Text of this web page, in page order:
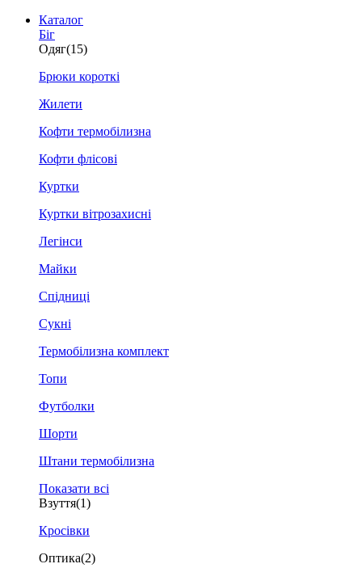
Каталог
Біг
Одяг(15)
Брюки короткі
Жилети
Кофти термобілизна
Кофти флісові
Куртки
Куртки вітрозахисні
Легінси
Майки
Спідниці
Сукні
Термобілизна комплект
Топи
Футболки
Шорти
Штани термобілизна
Показати всі
Взуття(1)
Кросівки
Оптика(2)